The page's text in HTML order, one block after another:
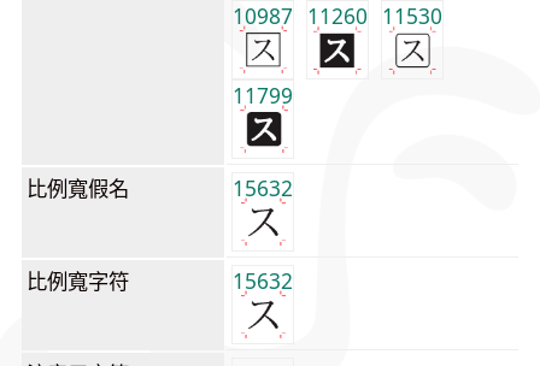
10987 11260 11530
11799
比例寬假名 15632
比例寬字符 15632